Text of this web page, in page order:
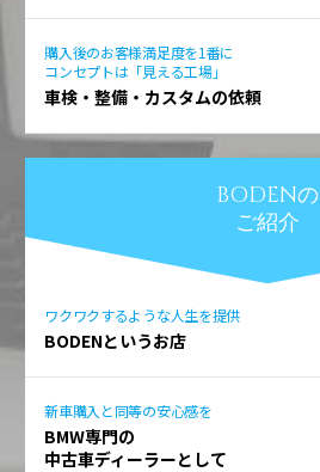
購入後のお客様満足度を1番に
コンセプトは「見える工場」
車検・整備・カスタムの依頼
BODENの
ご紹介
ワクワクするような人生を提供
BODENというお店
新車購入と同等の安心感を
BMW専門の
中古車ディーラーとして